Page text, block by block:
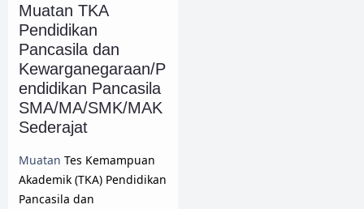
Muatan TKA
Pendidikan
Pancasila dan
Kewarganegaraan/P
endidikan Pancasila
SMA/MA/SMK/MAK
Sederajat
Muatan Tes Kemampuan
Akademik (TKA) Pendidikan
Pancasila dan